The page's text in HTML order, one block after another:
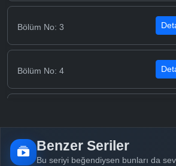
Bölüm No: 3
Bölüm No: 4
Bölüm No: 6
Benzer Seriler
Bu seriyi beğendiysen bunları da